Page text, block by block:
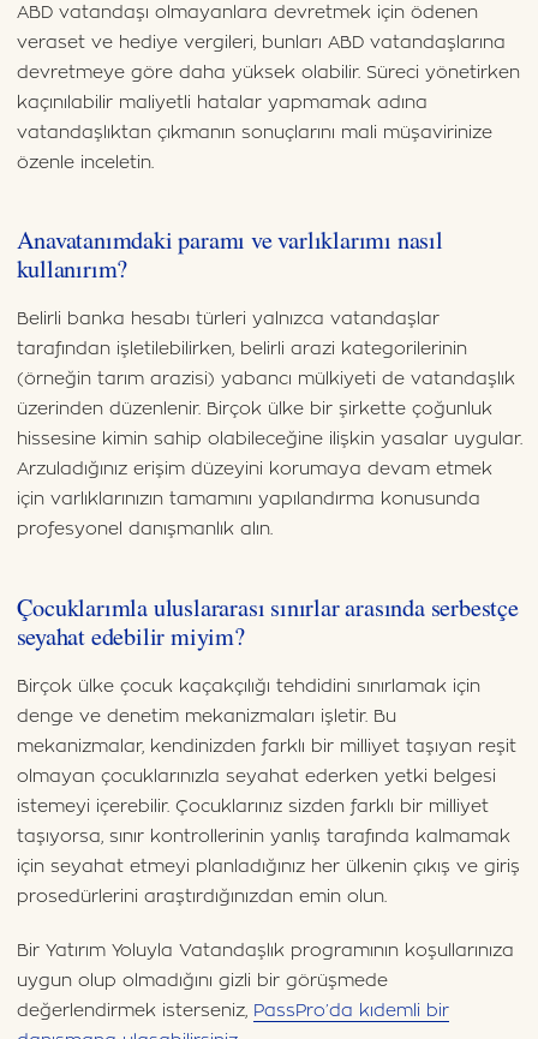
ABD vatandaşı olmayanlara devretmek için ödenen
veraset ve hediye vergileri, bunları ABD vatandaşlarına
devretmeye göre daha yüksek olabilir. Süreci yönetirken
kaçınılabilir maliyetli hatalar yapmamak adına
vatandaşlıktan çıkmanın sonuçlarını mali müşavirinize
özenle inceletin.
Anavatanımdaki paramı ve varlıklarımı nasıl
kullanırım?
Belirli banka hesabı türleri yalnızca vatandaşlar
tarafından işletilebilirken, belirli arazi kategorilerinin
(örneğin tarım arazisi) yabancı mülkiyeti de vatandaşlık
üzerinden düzenlenir. Birçok ülke bir şirkette çoğunluk
hissesine kimin sahip olabileceğine ilişkin yasalar uygular.
Arzuladığınız erişim düzeyini korumaya devam etmek
için varlıklarınızın tamamını yapılandırma konusunda
profesyonel danışmanlık alın.
Çocuklarımla uluslararası sınırlar arasında serbestçe
seyahat edebilir miyim?
Birçok ülke çocuk kaçakçılığı tehdidini sınırlamak için
denge ve denetim mekanizmaları işletir. Bu
mekanizmalar, kendinizden farklı bir milliyet taşıyan reşit
olmayan çocuklarınızla seyahat ederken yetki belgesi
istemeyi içerebilir. Çocuklarınız sizden farklı bir milliyet
taşıyorsa, sınır kontrollerinin yanlış tarafında kalmamak
için seyahat etmeyi planladığınız her ülkenin çıkış ve giriş
prosedürlerini araştırdığınızdan emin olun.
Bir Yatırım Yoluyla Vatandaşlık programının koşullarınıza
uygun olup olmadığını gizli bir görüşmede
değerlendirmek isterseniz, PassPro’da kıdemli bir